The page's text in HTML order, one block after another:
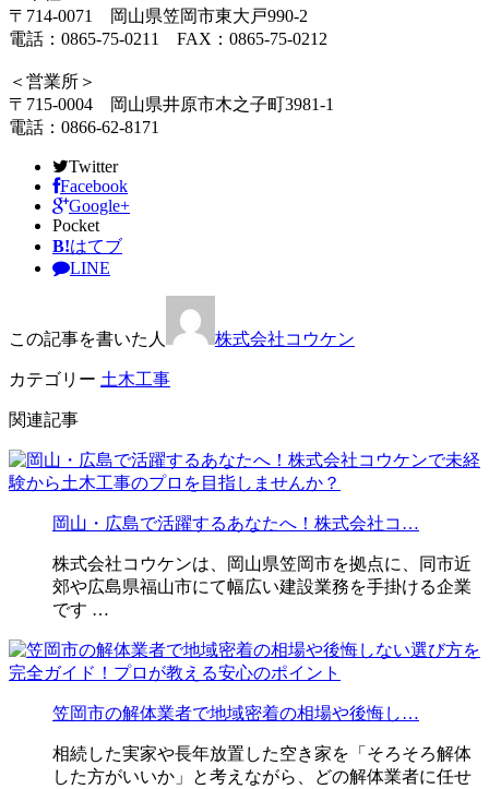
〒714-0071 岡山県笠岡市東大戸990-2
電話：0865-75-0211 FAX：0865-75-0212
＜営業所＞
〒715-0004 岡山県井原市木之子町3981-1
電話：0866-62-8171
Twitter
Facebook
Google+
Pocket
B!はてブ
LINE
この記事を書いた人 株式会社コウケン
カテゴリー 土木工事
関連記事
岡山・広島で活躍するあなたへ！株式会社コ…
株式会社コウケンは、岡山県笠岡市を拠点に、同市近
郊や広島県福山市にて幅広い建設業務を手掛ける企業
です …
笠岡市の解体業者で地域密着の相場や後悔し…
相続した実家や長年放置した空き家を「そろそろ解体
した方がいいか」と考えながら、どの解体業者に任せ